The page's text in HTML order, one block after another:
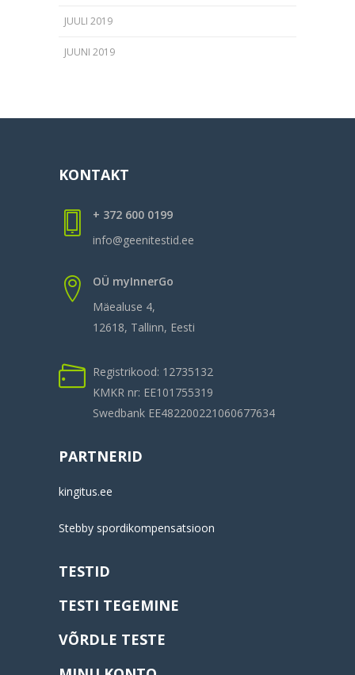
JUULI 2019
JUUNI 2019
KONTAKT
+ 372 600 0199
info@geenitestid.ee
OÜ myInnerGo
Mäealuse 4,
12618, Tallinn, Eesti
Registrikood: 12735132
KMKR nr: EE101755319
Swedbank EE482200221060677634
PARTNERID
kingitus.ee
Stebby spordikompensatsioon
TESTID
TESTI TEGEMINE
VÕRDLE TESTE